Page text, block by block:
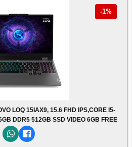
-1%
LOQ 15IAX9, 15.6 FHD IPS,CORE I5-
DDR5 512GB SSD VIDEO 6GB FREE